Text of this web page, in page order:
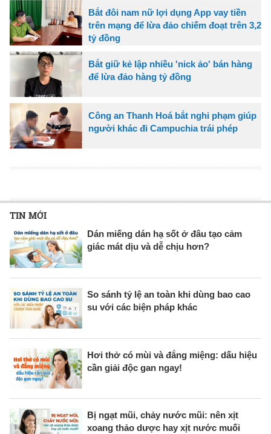
Bắt đôi nam nữ lợi dụng App vay tiền
trên mạng để lừa đảo chiếm đoạt trên 3,2
tỷ đồng
Bắt giữ kẻ lập nhiều 'nick ảo' bán hàng
để lừa đảo hàng tỷ đồng
Công an Thanh Hoá bắt nghi phạm giúp
người khác đi Campuchia trái phép
TIN MỚI
Dán miếng dán hạ sốt ở đâu tạo cảm
giác mát dịu và dễ chịu hơn?
So sánh tỷ lệ an toàn khi dùng bao cao
su với các biện pháp khác
Hơi thở có mùi và đắng miệng: dấu hiệu
cần giải độc gan ngay!
Bị ngạt mũi, chảy nước mũi: nên xịt
xoang thảo dược hay xịt nước muối